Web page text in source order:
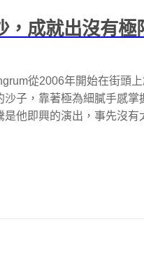
，成就出沒有極
從2006年開始在街頭
子，靠著極為細膩手感掌
是他即興的演出，事先沒有